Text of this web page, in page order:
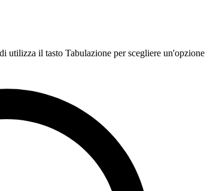
utilizza il tasto Tabulazione per scegliere un'opzione